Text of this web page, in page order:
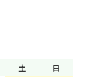
土
日